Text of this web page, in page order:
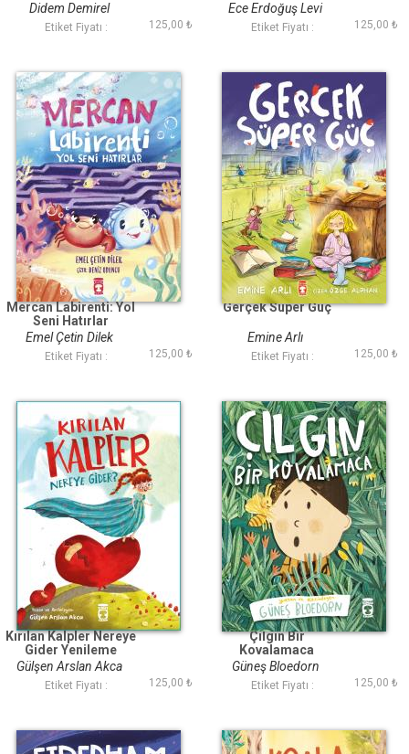
Didem Demirel
Etiket Fiyatı : 125,00 ₺
Ece Erdoğuş Levi
Etiket Fiyatı : 125,00 ₺
Mercan Labirenti: Yol
Seni Hatırlar
Emel Çetin Dilek
Etiket Fiyatı : 125,00 ₺
Gerçek Süper Güç
Emine Arlı
Etiket Fiyatı : 125,00 ₺
Kırılan Kalpler Nereye
Gider Yenileme
Gülşen Arslan Akca
Etiket Fiyatı : 125,00 ₺
Çılgın Bir
Kovalamaca
Güneş Bloedorn
Etiket Fiyatı : 125,00 ₺